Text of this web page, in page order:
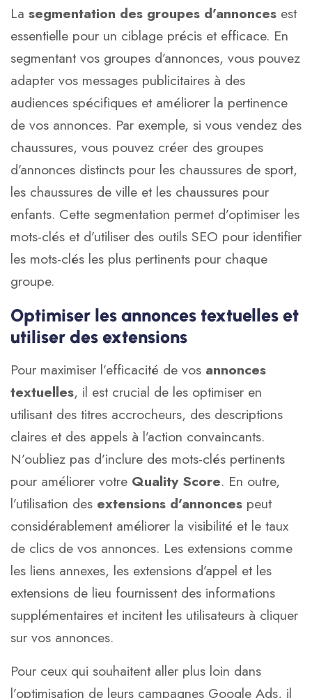
La segmentation des groupes d’annonces est
essentielle pour un ciblage précis et efficace. En
segmentant vos groupes d’annonces, vous pouvez
adapter vos messages publicitaires à des
audiences spécifiques et améliorer la pertinence
de vos annonces. Par exemple, si vous vendez des
chaussures, vous pouvez créer des groupes
d’annonces distincts pour les chaussures de sport,
les chaussures de ville et les chaussures pour
enfants. Cette segmentation permet d’optimiser les
mots-clés et d’utiliser des outils SEO pour identifier
les mots-clés les plus pertinents pour chaque
groupe.
Optimiser les annonces textuelles et
utiliser des extensions
Pour maximiser l’efficacité de vos annonces
textuelles, il est crucial de les optimiser en
utilisant des titres accrocheurs, des descriptions
claires et des appels à l’action convaincants.
N’oubliez pas d’inclure des mots-clés pertinents
pour améliorer votre Quality Score. En outre,
l’utilisation des extensions d’annonces peut
considérablement améliorer la visibilité et le taux
de clics de vos annonces. Les extensions comme
les liens annexes, les extensions d’appel et les
extensions de lieu fournissent des informations
supplémentaires et incitent les utilisateurs à cliquer
sur vos annonces.
Pour ceux qui souhaitent aller plus loin dans
l’optimisation de leurs campagnes Google Ads, il